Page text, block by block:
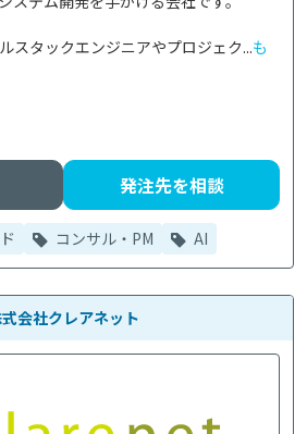
スタックエンジニアやプロジェク...も
発注先を相談
コンサル・PM AI
会社クレアネット